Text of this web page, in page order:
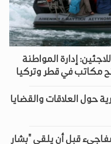
إدارة المواطنة
مكاتب في قطر وتركيا
حول العلاقات والقضايا
قبل أن يلقي "بشار